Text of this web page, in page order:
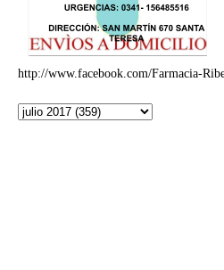
http://www.facebook.com/Farmacia-